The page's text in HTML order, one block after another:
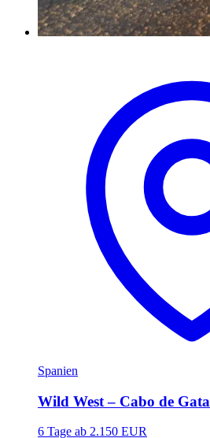
Spanien
Wild West – Cabo de Gata
6 Tage ab 2.150 EUR